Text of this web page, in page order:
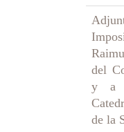
del
y a
de la